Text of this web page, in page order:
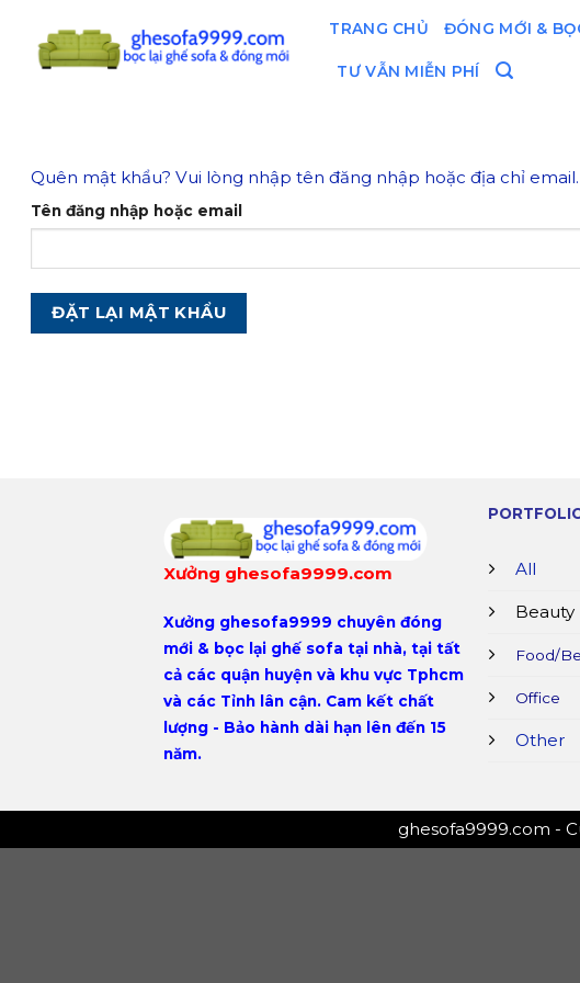
content
TRANG CHỦ ĐÓNG MỚI &
TƯ VẪN MIỄN PHÍ
Quên mật khẩu? Vui lòng nhập tên đăng nhập hoặc địa chỉ
Tên đăng nhập hoặc email
ĐẶT LẠI MẬT KHẨU
Xưởng ghesofa9999.com
Xưởng ghesofa9999 chuyên đóng
mới & bọc lại ghế sofa tại nhà, tại tất
cả các quận huyện và khu vực Tphcm
và các Tỉnh lân cận. Cam kết chất
lượng - Bảo hành dài hạn lên đến 15
năm.
All
Beauty
Food/
Office
Other
ghesofa9999.com -